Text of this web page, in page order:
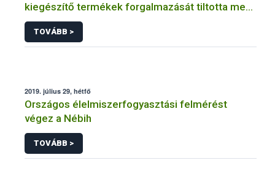
kiegészítő termékek forgalmazását tiltotta meg
a Nébih
TOVÁBB >
2019. július 29, hétfő
Országos élelmiszerfogyasztási felmérést
végez a Nébih
TOVÁBB >